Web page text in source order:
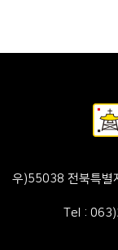
우)55038 전북특별
Tel :